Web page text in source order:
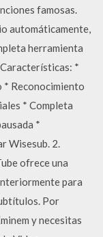
famosas.
automáticamente,
herramienta
*
* Reconocimiento
* Completa
*
Wisesub. 2.
ofrece una
para
Por
y necesitas